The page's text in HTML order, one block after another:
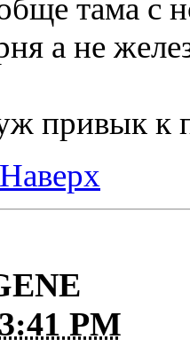
тама с
а не
привык к
Наверх
PM